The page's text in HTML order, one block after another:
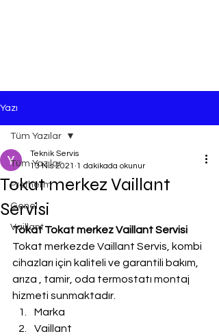
Yazı
Tüm Yazılar
Protherm
Genel
Vaillant
Tüm Yazılar
Tokat merkez Vaillant
Servisi
Teknik Servis
13 Nis 2021 1 dakikada okunur
Tokat Tokat merkez Vaillant Servisi
Tokat merkezde Vaillant Servis, kombi
cihazları için kaliteli ve garantili bakım,
arıza , tamir, oda termostatı montaj
hizmeti sunmaktadır.
Marka
Vaillant